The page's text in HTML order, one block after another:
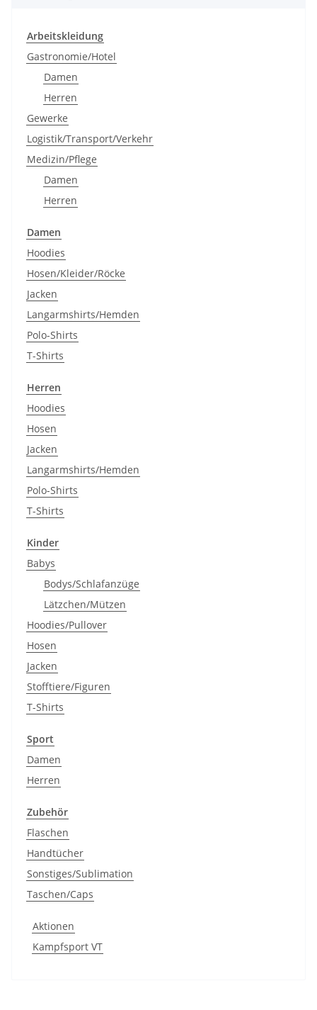
Arbeitskleidung
Gastronomie/Hotel
Damen
Herren
Gewerke
Logistik/Transport/Verkehr
Medizin/Pflege
Damen
Herren
Damen
Hoodies
Hosen/Kleider/Röcke
Jacken
Langarmshirts/Hemden
Polo-Shirts
T-Shirts
Herren
Hoodies
Hosen
Jacken
Langarmshirts/Hemden
Polo-Shirts
T-Shirts
Kinder
Babys
Bodys/Schlafanzüge
Lätzchen/Mützen
Hoodies/Pullover
Hosen
Jacken
Stofftiere/Figuren
T-Shirts
Sport
Damen
Herren
Zubehör
Flaschen
Handtücher
Sonstiges/Sublimation
Taschen/Caps
Aktionen
Kampfsport VT